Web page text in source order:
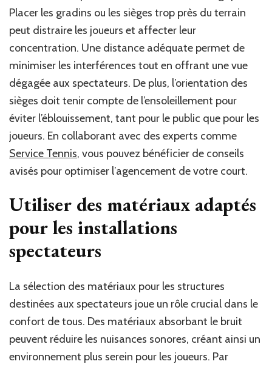
Placer les gradins ou les sièges trop près du terrain
peut distraire les joueurs et affecter leur
concentration. Une distance adéquate permet de
minimiser les interférences tout en offrant une vue
dégagée aux spectateurs. De plus, l’orientation des
sièges doit tenir compte de l’ensoleillement pour
éviter l’éblouissement, tant pour le public que pour les
joueurs. En collaborant avec des experts comme
Service Tennis, vous pouvez bénéficier de conseils
avisés pour optimiser l’agencement de votre court.
Utiliser des matériaux adaptés
pour les installations
spectateurs
La sélection des matériaux pour les structures
destinées aux spectateurs joue un rôle crucial dans le
confort de tous. Des matériaux absorbant le bruit
peuvent réduire les nuisances sonores, créant ainsi un
environnement plus serein pour les joueurs. Par